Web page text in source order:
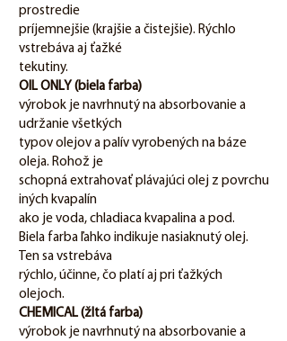
prostredie
príjemnejšie (krajšie a čistejšie). Rýchlo
vstrebáva aj ťažké
tekutiny.
OIL ONLY (biela farba)
výrobok je navrhnutý na absorbovanie a
udržanie všetkých
typov olejov a palív vyrobených na báze
oleja. Rohož je
schopná extrahovať plávajúci olej z povrchu
iných kvapalín
ako je voda, chladiaca kvapalina a pod.
Biela farba ľahko indikuje nasiaknutý olej.
Ten sa vstrebáva
rýchlo, účinne, čo platí aj pri ťažkých
olejoch.
CHEMICAL (žltá farba)
výrobok je navrhnutý na absorbovanie a